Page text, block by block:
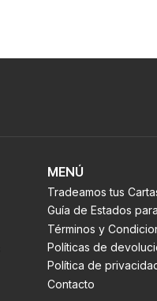
MENÚ
Tradeamos tus
Guía de Estados
Términos y
Políticas de
Política de
Contacto